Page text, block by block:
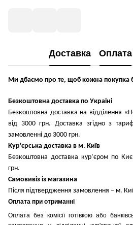
Доставка Оплата
Ми дбаємо про те, щоб кожна покупка
Безкоштовна доставка по Україні
Безкоштовна доставка на відділення
від 3000 грн. Доставка згідно з
замовленні до 3000 грн.
Кур'єрська доставка в м. Київ
Безкоштовна доставка кур’єром по
грн.
Самовивіз із магазина
Після підтвердження замовлення – м.
Оплата при отриманні
Оплата без комісії готівкою або